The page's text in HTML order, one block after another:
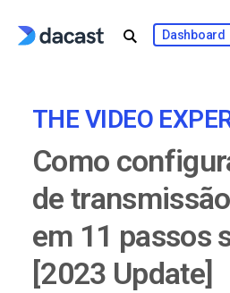
Dashboard
THE VIDEO
Como
de
em 11 passos
[2023 Update]